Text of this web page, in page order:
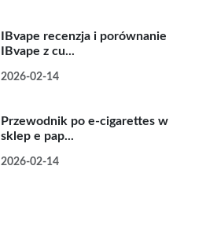
IBvape recenzja i porównanie
IBvape z cu...
2026-02-14
Przewodnik po e-cigarettes w
sklep e pap...
2026-02-14